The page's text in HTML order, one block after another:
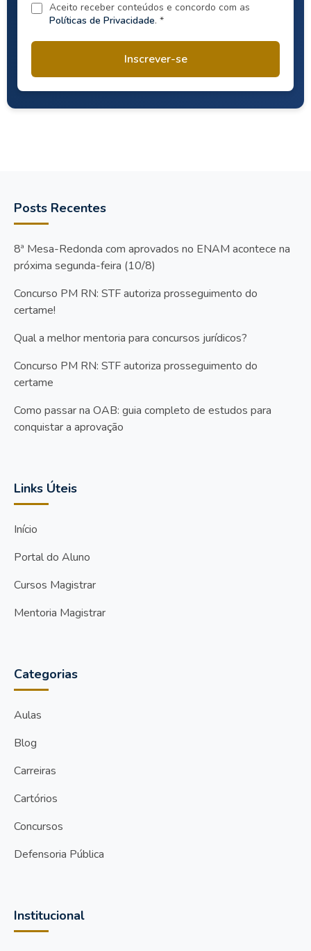
Aceito receber conteúdos e concordo com as
Políticas de Privacidade. *
Inscrever-se
Posts Recentes
8ª Mesa-Redonda com aprovados no ENAM acontece na
próxima segunda-feira (10/8)
Concurso PM RN: STF autoriza prosseguimento do
certame!
Qual a melhor mentoria para concursos jurídicos?
Concurso PM RN: STF autoriza prosseguimento do
certame
Como passar na OAB: guia completo de estudos para
conquistar a aprovação
Links Úteis
Início
Portal do Aluno
Cursos Magistrar
Mentoria Magistrar
Categorias
Aulas
Blog
Carreiras
Cartórios
Concursos
Defensoria Pública
Institucional